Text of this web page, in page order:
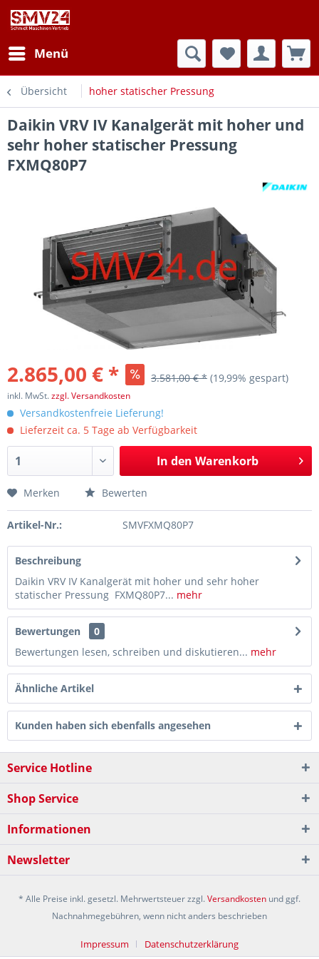
Menü
Übersicht hoher statischer Pressung
Daikin VRV IV Kanalgerät mit hoher und
sehr hoher statischer Pressung
FXMQ80P7
2.865,00 € * 3.581,00 € * (19,99% gespart)
inkl. MwSt.zzgl. Versandkosten
Versandkostenfreie Lieferung!
Lieferzeit ca. 5 Tage ab Verfügbarkeit
In den Warenkorb
Merken Bewerten
Artikel-Nr.: SMVFXMQ80P7
Beschreibung
Daikin VRV IV Kanalgerät mit hoher und sehr hoher
statischer Pressung FXMQ80P7... mehr
Bewertungen
0
Bewertungen lesen, schreiben und diskutieren... mehr
Ähnliche Artikel
Kunden haben sich ebenfalls angesehen
Service Hotline
Shop Service
Informationen
Newsletter
* Alle Preise inkl. gesetzl. Mehrwertsteuer zzgl.Versandkosten und ggf.
Nachnahmegebühren, wenn nicht anders beschrieben
Impressum Datenschutzerklärung